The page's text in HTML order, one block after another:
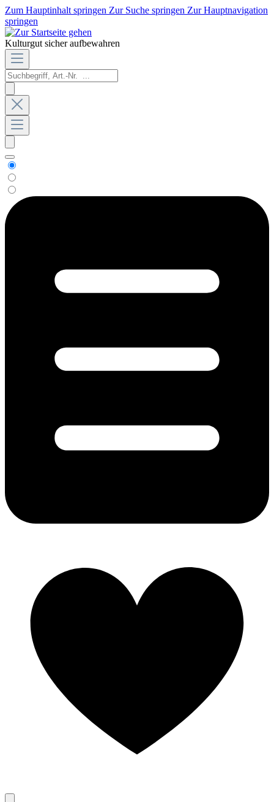
Zum Hauptinhalt springen Zur Suche springen Zur Hauptnavigation
springen
Kulturgut sicher aufbewahren